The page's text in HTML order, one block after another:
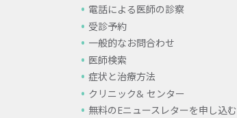
電話による医師の診察
受診予約
一般的なお問合わせ
医師検索
症状と治療方法
クリニック& センター
無料のEニュースレターを申し込む